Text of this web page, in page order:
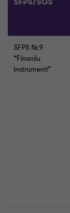
SFPS Nr.9
“Finanšu
instrumenti”